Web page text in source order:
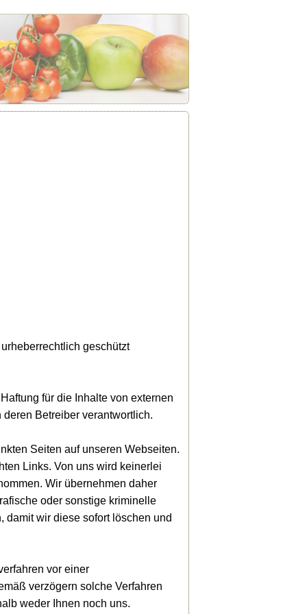
geschützt
für die Inhalte von externen
Betreiber verantwortlich.
Seiten auf unseren Webseiten.
Links. Von uns wird keinerlei
Wir übernehmen daher
oder sonstige kriminelle
damit wir diese sofort löschen und
vor einer
verzögern solche Verfahren
weder Ihnen noch uns.